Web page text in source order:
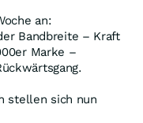
an:
Bandbreite – Kraft
Marke –
stellen sich nun